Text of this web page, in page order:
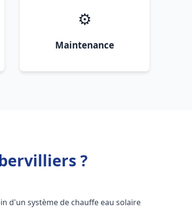
⚙️
Maintenance
?
d'un système de chauffe eau solaire